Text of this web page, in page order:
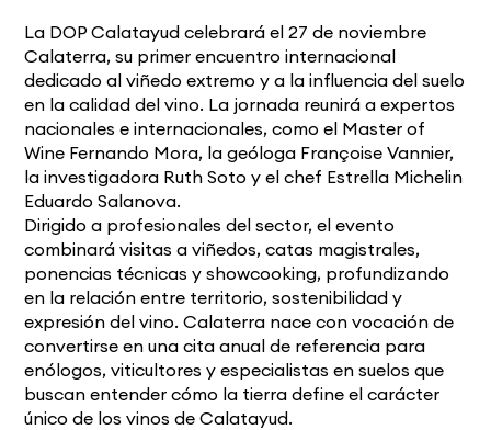
La DOP Calatayud celebrará el 27 de noviembre
Calaterra, su primer encuentro internacional
dedicado al viñedo extremo y a la influencia del suelo
en la calidad del vino. La jornada reunirá a expertos
nacionales e internacionales, como el Master of
Wine Fernando Mora, la geóloga Françoise Vannier,
la investigadora Ruth Soto y el chef Estrella Michelin
Eduardo Salanova.
Dirigido a profesionales del sector, el evento
combinará visitas a viñedos, catas magistrales,
ponencias técnicas y showcooking, profundizando
en la relación entre territorio, sostenibilidad y
expresión del vino. Calaterra nace con vocación de
convertirse en una cita anual de referencia para
enólogos, viticultores y especialistas en suelos que
buscan entender cómo la tierra define el carácter
único de los vinos de Calatayud.